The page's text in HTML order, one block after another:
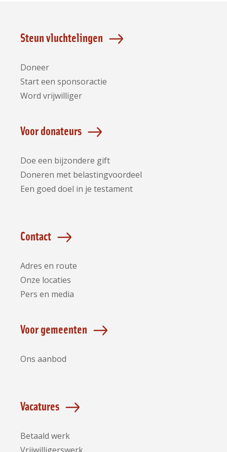
Steun vluchtelingen
Doneer
Start een sponsoractie
Word vrijwilliger
Voor donateurs
Doe een bijzondere gift
Doneren met belastingvoordeel
Een goed doel in je testament
Contact
Adres en route
Onze locaties
Pers en media
Voor gemeenten
Ons aanbod
Vacatures
Betaald werk